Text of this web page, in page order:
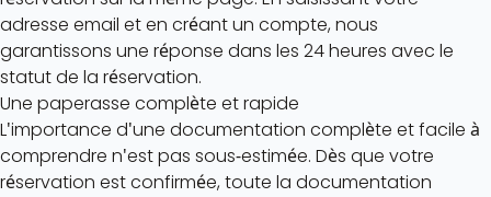
adresse email et en créant un compte, nous
garantissons une réponse dans les 24 heures avec le
statut de la réservation.
Une paperasse complète et rapide
L'importance d'une documentation complète et facile à
comprendre n'est pas sous-estimée. Dès que votre
réservation est confirmée, toute la documentation